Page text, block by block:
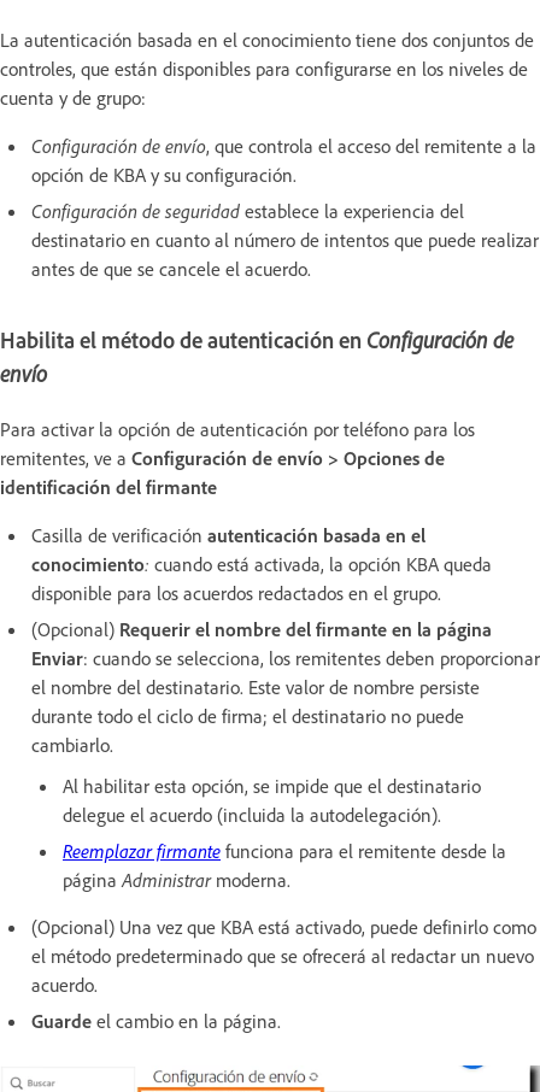
La autenticación basada en el conocimiento tiene dos conjuntos de
controles, que están disponibles para configurarse en los niveles de
cuenta y de grupo:
Configuración de envío, que controla el acceso del remitente a la
opción de KBA y su configuración.
Configuración de seguridad establece la experiencia del
destinatario en cuanto al número de intentos que puede realizar
antes de que se cancele el acuerdo.
Habilita el método de autenticación en Configuración de
envío
Para activar la opción de autenticación por teléfono para los
remitentes, ve a Configuración de envío > Opciones de
identificación del firmante
Casilla de verificación autenticación basada en el
conocimiento: cuando está activada, la opción KBA queda
disponible para los acuerdos redactados en el grupo.
(Opcional) Requerir el nombre del firmante en la página
Enviar: cuando se selecciona, los remitentes deben proporcionar
el nombre del destinatario. Este valor de nombre persiste
durante todo el ciclo de firma; el destinatario no puede
cambiarlo.
Al habilitar esta opción, se impide que el destinatario
delegue el acuerdo (incluida la autodelegación).
Reemplazar firmante funciona para el remitente desde la
página Administrarmoderna.
(Opcional) Una vez que KBA está activado, puede definirlo como
el método predeterminado que se ofrecerá al redactar un nuevo
acuerdo.
Guarde el cambio en la página.